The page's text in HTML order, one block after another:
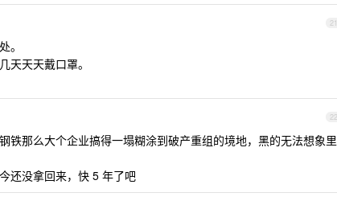
21
。
天天天戴口罩。
22
铁那么大个企业搞得一塌糊涂到破产重组的境地，黑的无法想象里
还没拿回来，快 5 年了吧